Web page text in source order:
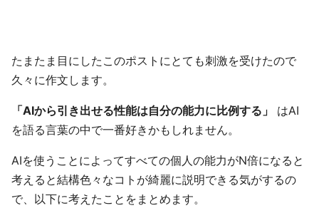
たまたま目にしたこのポストにとても刺激を受けたので
久々に作文します。
「AIから引き出せる性能は自分の能力に比例する」
はAI
を語る言葉の中で一番好きかもしれません。
AIを使うことによってすべての個人の能力がN倍になると
考えると結構色々なコトが綺麗に説明できる気がするの
で、以下に考えたことをまとめます。